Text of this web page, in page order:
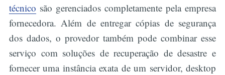
técnico são gerenciados completamente pela empresa
fornecedora. Além de entregar cópias de segurança
dos dados, o provedor também pode combinar esse
serviço com soluções de recuperação de desastre e
fornecer uma instância exata de um servidor, desktop